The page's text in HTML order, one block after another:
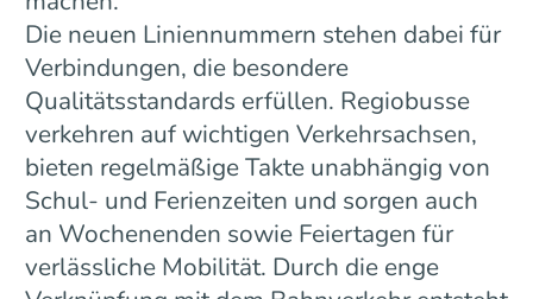
Die neuen Liniennummern stehen dabei für
Verbindungen, die besondere
Qualitätsstandards erfüllen. Regiobusse
verkehren auf wichtigen Verkehrsachsen,
bieten regelmäßige Takte unabhängig von
Schul- und Ferienzeiten und sorgen auch
an Wochenenden sowie Feiertagen für
verlässliche Mobilität. Durch die enge